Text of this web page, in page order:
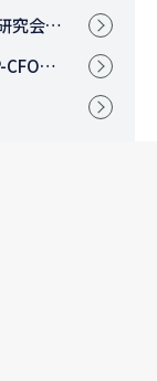
ました。
した。